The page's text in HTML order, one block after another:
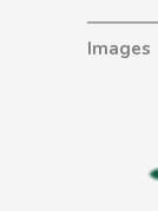
Images